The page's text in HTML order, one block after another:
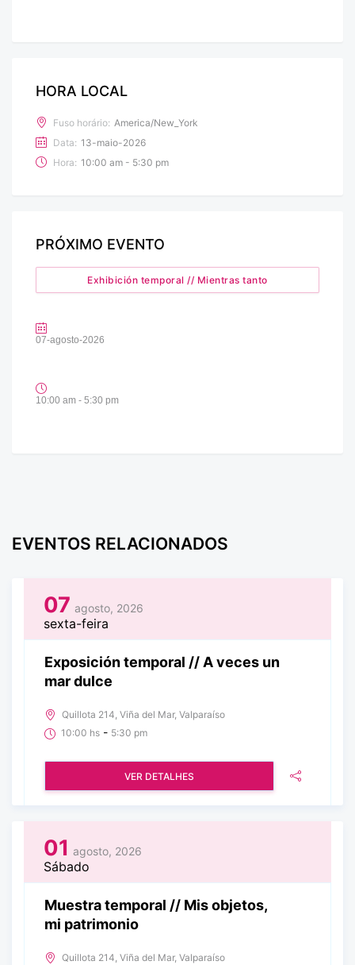
HORA LOCAL
Fuso horário: America/New_York
Data: 13-maio-2026
Hora: 10:00 am - 5:30 pm
PRÓXIMO EVENTO
Exhibición temporal // Mientras tanto
07-agosto-2026
10:00 am - 5:30 pm
EVENTOS RELACIONADOS
07 agosto, 2026
sexta-feira
Exposición temporal // A veces un
mar dulce
Quillota 214, Viña del Mar, Valparaíso
10:00 hs - 5:30 pm
VER DETALHES
01 agosto, 2026
Sábado
Muestra temporal // Mis objetos,
mi patrimonio
Quillota 214, Viña del Mar, Valparaíso